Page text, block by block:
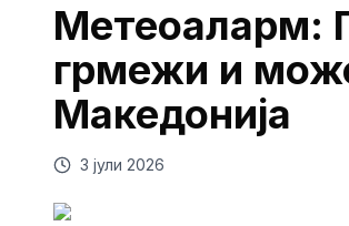
Метеоаларм:
грмежи и
Македонија
3 јули 2026